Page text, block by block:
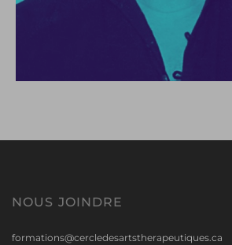
NOUS JOINDRE
formations@cercledesartstherapeutiques.ca